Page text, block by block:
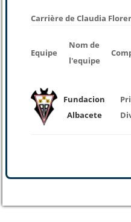
Carrière de Claudia
Equipe
Nom de
l'equipe
Fundacion
Albacete